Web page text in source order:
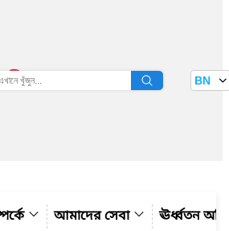
তথ্য বাতায়ন BN
আমাদের সেবা ঊর্ধ্বতন